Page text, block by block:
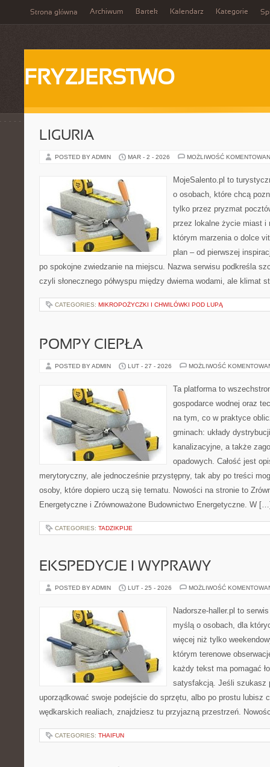
Strona główna Archiwum Bartek Kalendarz Kategorie
FRYZJERSTWO
LIGURIA
POSTED BY ADMIN MAR - 2 - 2026 MOŻLIWOŚĆ
MojeSalento.pl to
o osobach, które chcą
tylko przez pryzmat
przez lokalne życie miast i
którym marzenia o dolce
plan – od pierwszej
po spokojne zwiedzanie na miejscu. Nazwa serwisu podkreśla
czyli słonecznego półwyspu między dwiema wodami, ale klimat
CATEGORIES: MIKROPOŻYCZKI I CHWILÓWKI POD LUPĄ
POMPY CIEPŁA
POSTED BY ADMIN LUT - 27 - 2026 MOŻLIWOŚĆ
Ta platforma to
gospodarce wodnej oraz
na tym, co w praktyce
gminach: układy
kanalizacyjne, a także
opadowych. Całość jest
merytoryczny, ale jednocześnie przystępny, tak aby po treści
osoby, które dopiero uczą się tematu. Nowości na stronie to
Energetyczne i Zrównoważone Budownictwo Energetyczne. W
CATEGORIES: TADZIKPIJE
EKSPEDYCJE I WYPRAWY
POSTED BY ADMIN LUT - 25 - 2026 MOŻLIWOŚĆ
Nadorsze-haller.pl to
myślą o osobach, dla
więcej niż tylko
którym terenowe
każdy tekst ma pomagać
satysfakcją. Jeśli szukasz
uporządkować swoje podejście do sprzętu, albo po prostu lubisz
wędkarskich realiach, znajdziesz tu przyjazną przestrzeń.
CATEGORIES: THAIFUN